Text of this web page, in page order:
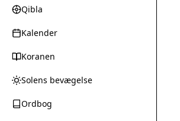
Qibla
Kalender
Koranen
Solens bevægelse
Ordbog